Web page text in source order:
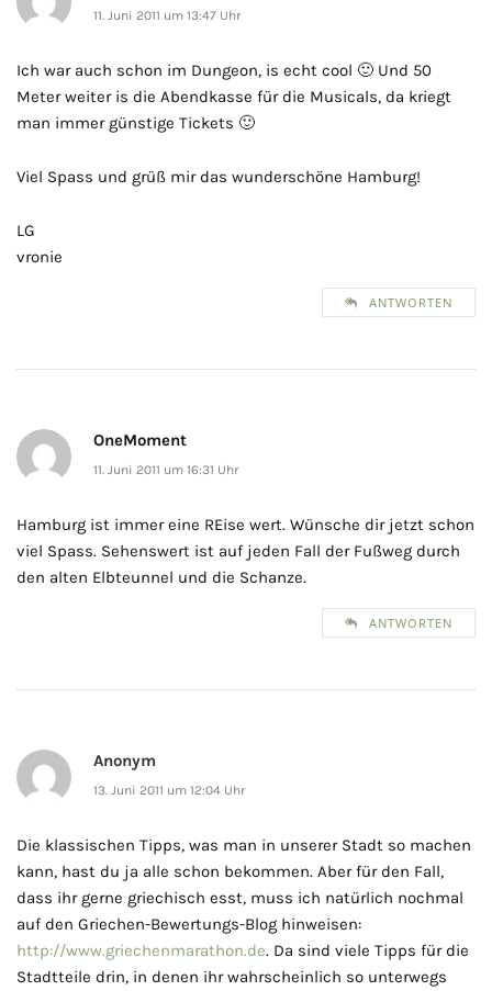
11. Juni 2011 um 13:47 Uhr
Ich war auch schon im Dungeon, is echt cool 🙂 Und 50
Meter weiter is die Abendkasse für die Musicals, da kriegt
man immer günstige Tickets 🙂
Viel Spass und grüß mir das wunderschöne Hamburg!
LG
vronie
ANTWORTEN
OneMoment
11. Juni 2011 um 16:31 Uhr
Hamburg ist immer eine REise wert. Wünsche dir jetzt schon
viel Spass. Sehenswert ist auf jeden Fall der Fußweg durch
den alten Elbteunnel und die Schanze.
ANTWORTEN
Anonym
13. Juni 2011 um 12:04 Uhr
Die klassischen Tipps, was man in unserer Stadt so machen
kann, hast du ja alle schon bekommen. Aber für den Fall,
dass ihr gerne griechisch esst, muss ich natürlich nochmal
auf den Griechen-Bewertungs-Blog hinweisen:
http://www.griechenmarathon.de. Da sind viele Tipps für die
Stadtteile drin, in denen ihr wahrscheinlich so unterwegs